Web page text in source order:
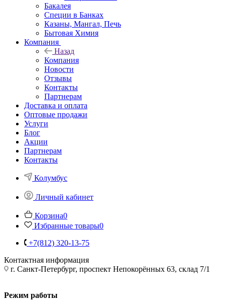
Бакалея
Специи в Банках
Казаны, Мангал, Печь
Бытовая Химия
Компания
Назад
Компания
Новости
Отзывы
Контакты
Партнерам
Доставка и оплата
Оптовые продажи
Услуги
Блог
Акции
Партнерам
Контакты
Колумбус
Личный кабинет
Корзина0
Избранные товары0
+7(812) 320-13-75
Контактная информация
г. Санкт-Петербург, проспект Непокорённых 63, склад 7/1
Режим работы